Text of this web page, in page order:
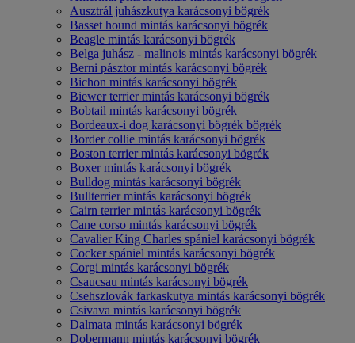
Ausztrál juhászkutya karácsonyi bögrék
Basset hound mintás karácsonyi bögrék
Beagle mintás karácsonyi bögrék
Belga juhász - malinois mintás karácsonyi bögrék
Berni pásztor mintás karácsonyi bögrék
Bichon mintás karácsonyi bögrék
Biewer terrier mintás karácsonyi bögrék
Bobtail mintás karácsonyi bögrék
Bordeaux-i dog karácsonyi bögrék bögrék
Border collie mintás karácsonyi bögrék
Boston terrier mintás karácsonyi bögrék
Boxer mintás karácsonyi bögrék
Bulldog mintás karácsonyi bögrék
Bullterrier mintás karácsonyi bögrék
Cairn terrier mintás karácsonyi bögrék
Cane corso mintás karácsonyi bögrék
Cavalier King Charles spániel karácsonyi bögrék
Cocker spániel mintás karácsonyi bögrék
Corgi mintás karácsonyi bögrék
Csaucsau mintás karácsonyi bögrék
Csehszlovák farkaskutya mintás karácsonyi bögrék
Csivava mintás karácsonyi bögrék
Dalmata mintás karácsonyi bögrék
Dobermann mintás karácsonyi bögrék